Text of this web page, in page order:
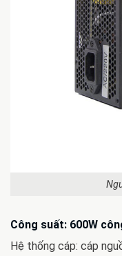
Công suất: 600W
Hệ thống cáp: cáp